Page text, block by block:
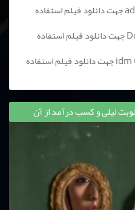
در گوشی های اندروید از برنامه adm جهت دانلود فیلم استفاده
در گوشی ios از برنامه Documents جهت دانلود فیلم استفاده
در کامپیوتر از برنامه Flash Get یا idm جهت دانلود فیلم استفاده